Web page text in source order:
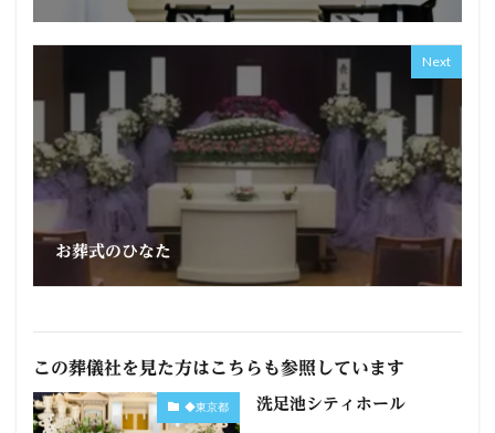
Next
お葬式のひなた
この葬儀社を見た方はこちらも参照しています
◆東京都 洗足池シティホール